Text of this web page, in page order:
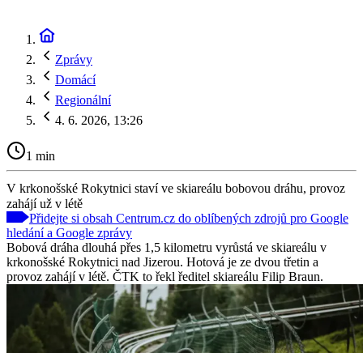
Zprávy
Domácí
Regionální
4. 6. 2026, 13:26
1 min
V krkonošské Rokytnici staví ve skiareálu bobovou dráhu, provoz
zahájí už v létě
Přidejte si obsah Centrum.cz do oblíbených zdrojů pro Google
hledání a Google zprávy
Bobová dráha dlouhá přes 1,5 kilometru vyrůstá ve skiareálu v
krkonošské Rokytnici nad Jizerou. Hotová je ze dvou třetin a
provoz zahájí v létě. ČTK to řekl ředitel skiareálu Filip Braun.